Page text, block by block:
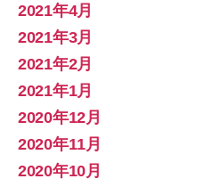
2021年4月
2021年3月
2021年2月
2021年1月
2020年12月
2020年11月
2020年10月